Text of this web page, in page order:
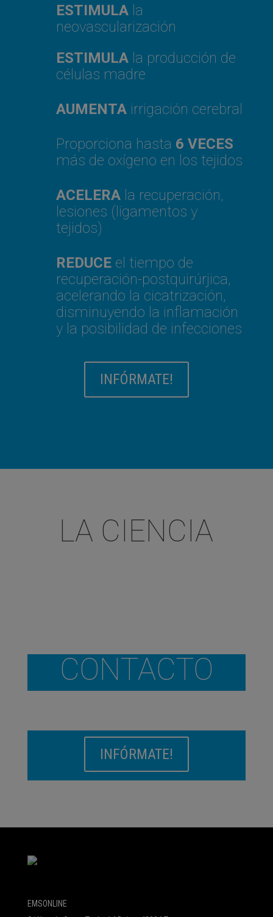
ESTIMULAla
neovascularización
ESTIMULAla producción de
células madre
AUMENTAirrigación cerebral
Proporciona hasta 6 VECES
más de oxígeno en los tejidos
ACELERAla recuperación,
lesiones (ligamentos y
tejidos)
REDUCEel tiempo de
recuperación-postquirúrjica,
acelerando la cicatrización,
disminuyendo la inflamación
y la posibilidad de infecciones
INFÓRMATE!
LA CIENCIA
CONTACTO
INFÓRMATE!
EMSONLINE